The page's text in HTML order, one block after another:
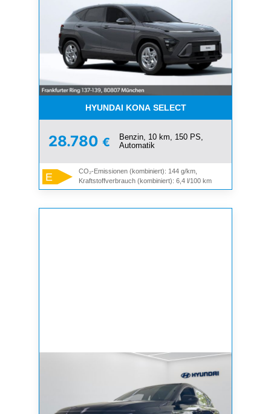
HYUNDAI KONA SELECT
28.780 €
Benzin, 10 km, 150 PS,
Automatik
E
CO₂-Emissionen (kombiniert): 144 g/km,
Kraftstoffverbrauch (kombiniert): 6,4 l/100 km